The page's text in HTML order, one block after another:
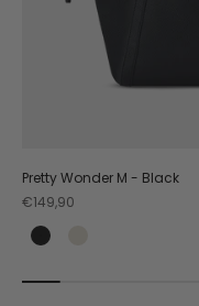
Pretty Wonder M - Black
Angebot
€149,90
Black